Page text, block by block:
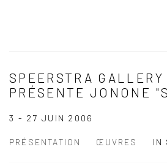
SPEERSTRA GALLERY
PRÉSENTE JONONE
3 - 27 JUIN 2006
PRÉSENTATION ŒUVRES IN